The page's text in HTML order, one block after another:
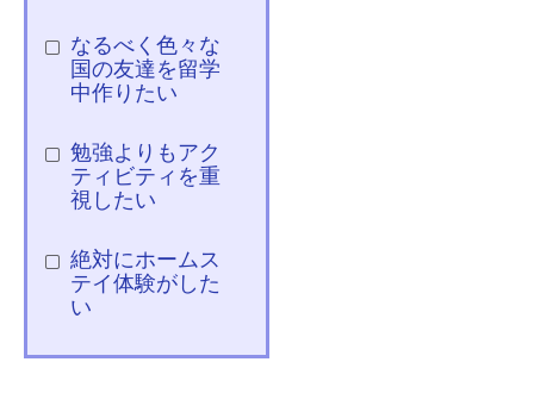
なるべく色々な
国の友達を留学
中作りたい
勉強よりもアク
ティビティを重
視したい
絶対にホームス
テイ体験がした
い